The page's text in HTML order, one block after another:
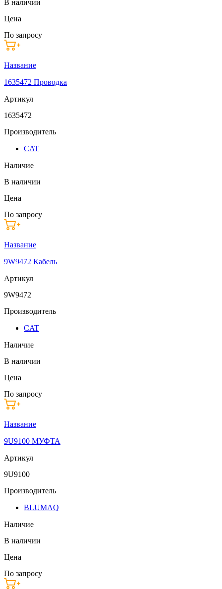
В наличии
Цена
По запросу
Название
1635472 Проводка
Артикул
1635472
Производитель
CAT
Наличие
В наличии
Цена
По запросу
Название
9W9472 Кабель
Артикул
9W9472
Производитель
CAT
Наличие
В наличии
Цена
По запросу
Название
9U9100 МУФТА
Артикул
9U9100
Производитель
BLUMAQ
Наличие
В наличии
Цена
По запросу